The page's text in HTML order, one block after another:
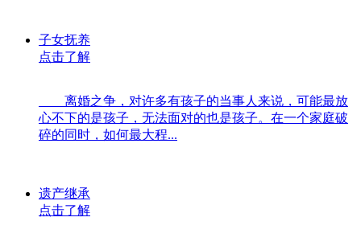
子女抚养
点击了解
离婚之争，对许多有孩子的当事人来说，可能最放
心不下的是孩子，无法面对的也是孩子。在一个家庭破
碎的同时，如何最大程...
遗产继承
点击了解